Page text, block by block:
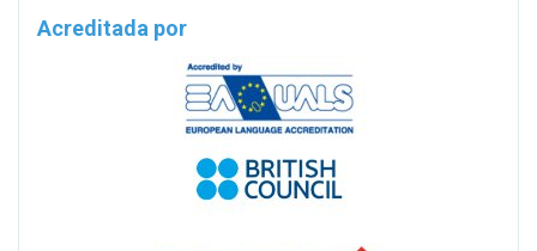
Acreditada por